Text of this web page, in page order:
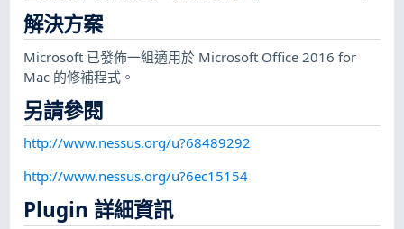
解決方案
Microsoft 已發佈一組適用於 Microsoft Office 2016 for
Mac 的修補程式。
另請參閱
http://www.nessus.org/u?68489292
http://www.nessus.org/u?6ec15154
Plugin 詳細資訊